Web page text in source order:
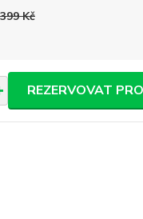
399 Kč
REZERVOVAT